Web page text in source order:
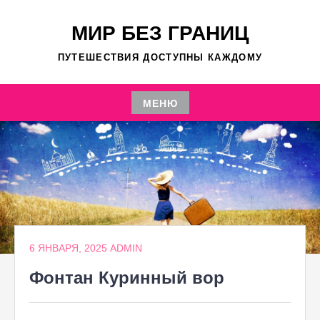
МИР БЕЗ ГРАНИЦ
ПУТЕШЕСТВИЯ ДОСТУПНЫ КАЖДОМУ
МЕНЮ
Перейти
к
содержимому
6 ЯНВАРЯ, 2025 ADMIN
Фонтан Куринный вор